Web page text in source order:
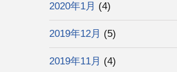
2020年1月 (4)
2019年12月 (5)
2019年11月 (4)